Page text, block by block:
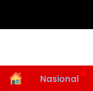
HomeNasional